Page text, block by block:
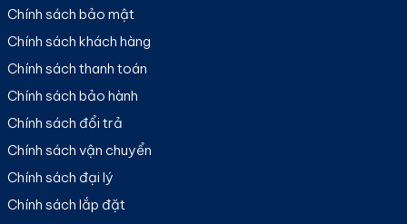
Chính sách bảo mật
Chính sách khách hàng
Chính sách thanh toán
Chính sách bảo hành
Chính sách đổi trả
Chính sách vận chuyển
Chính sách đại lý
Chính sách lắp đặt